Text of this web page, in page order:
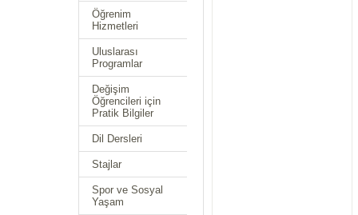
Öğrenim
Hizmetleri
Uluslarası
Programlar
Değişim
Öğrencileri için
Pratik Bilgiler
Dil Dersleri
Stajlar
Spor ve Sosyal
Yaşam